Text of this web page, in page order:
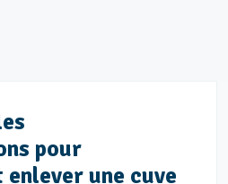
pour
une cuve